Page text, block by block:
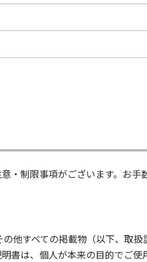
・制限事項がございます。お手
他すべての掲載物（以下、取
書は、個人が本来の目的でご